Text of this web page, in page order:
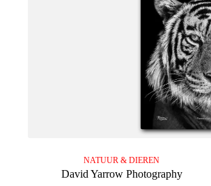
NATUUR & DIEREN
David Yarrow Photography